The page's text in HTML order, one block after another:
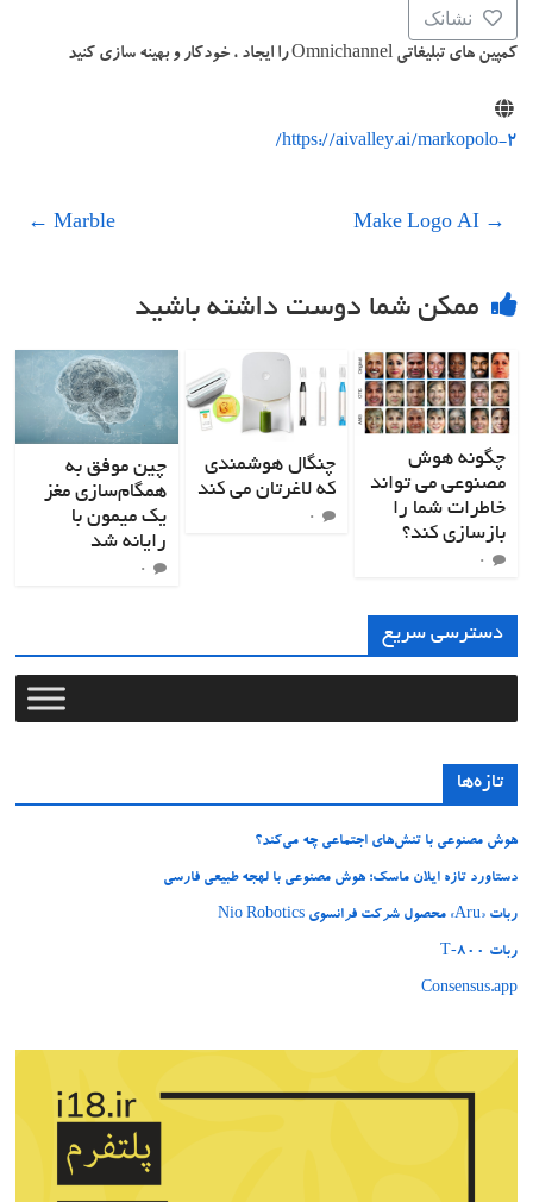
نشانک
کمپین های تبلیغاتی Omnichannel را ایجاد ، خودکار و بهینه سازی کنید
https://aivalley.ai/markopolo-2/
→
Make Logo AI
Marble
←
ممکن شما دوست داشته باشید
چگونه هوش
مصنوعی می تواند
خاطرات شما را
بازسازی کند؟
۰
چنگال هوشمندی
که لاغرتان می کند
۰
چین موفق به
همگام‌سازی مغز
یک میمون با
رایانه شد
۰
دسترسی سریع
تازه‌ها
هوش مصنوعی با تنش‌های اجتماعی چه می‌کند؟
دستاورد تازه ایلان ماسک؛ هوش مصنوعی با لهجه طبیعی فارسی
ربات «Aru» محصول شرکت فرانسوی Nio Robotics
ربات T‑800
Consensus.app